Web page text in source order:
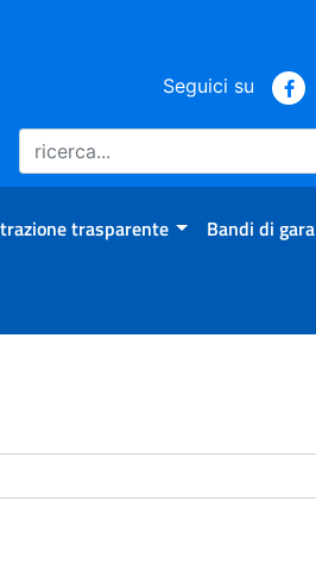
Seguici su
trasparente Bandi di gara